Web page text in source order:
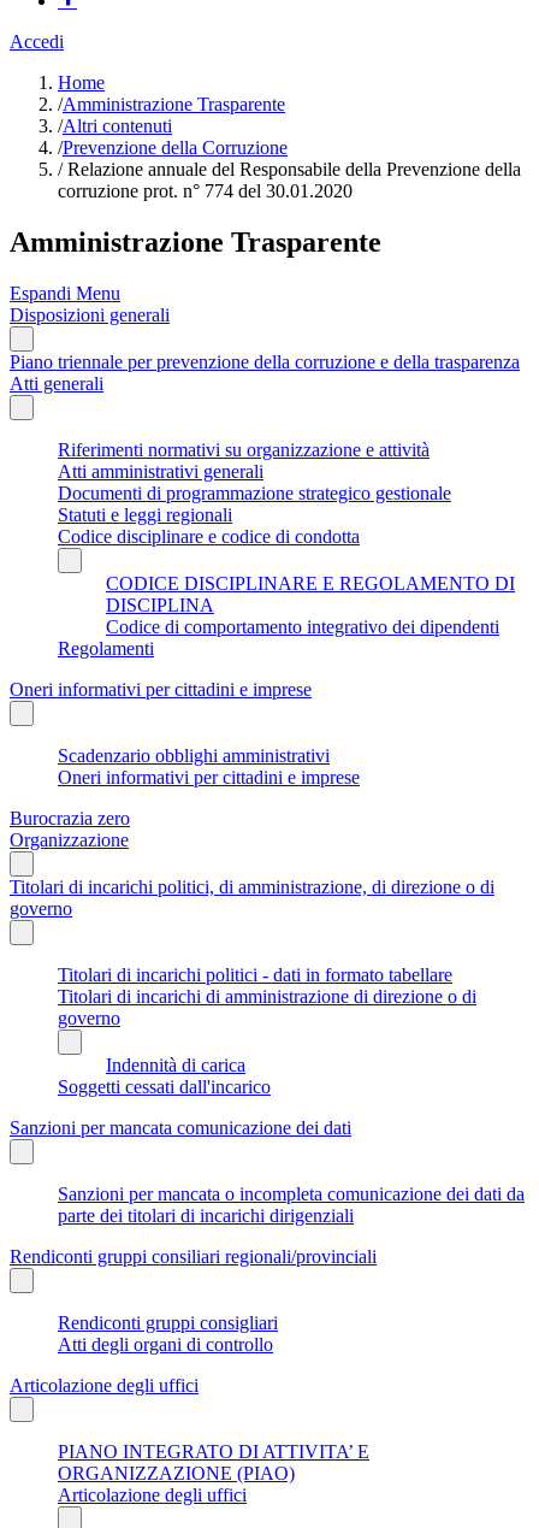
Accedi
Home
/Amministrazione Trasparente
/Altri contenuti
/Prevenzione della Corruzione
/Relazione annuale del Responsabile della Prevenzione della
corruzione prot. n° 774 del 30.01.2020
Amministrazione Trasparente
Espandi Menu
Disposizioni generali
Piano triennale per prevenzione della corruzione e della trasparenza
Atti generali
Riferimenti normativi su organizzazione e attività
Atti amministrativi generali
Documenti di programmazione strategico gestionale
Statuti e leggi regionali
Codice disciplinare e codice di condotta
CODICE DISCIPLINARE E REGOLAMENTO DI
DISCIPLINA
Codice di comportamento integrativo dei dipendenti
Regolamenti
Oneri informativi per cittadini e imprese
Scadenzario obblighi amministrativi
Oneri informativi per cittadini e imprese
Burocrazia zero
Organizzazione
Titolari di incarichi politici, di amministrazione, di direzione o di
governo
Titolari di incarichi politici - dati in formato tabellare
Titolari di incarichi di amministrazione di direzione o di
governo
Indennità di carica
Soggetti cessati dall'incarico
Sanzioni per mancata comunicazione dei dati
Sanzioni per mancata o incompleta comunicazione dei dati da
parte dei titolari di incarichi dirigenziali
Rendiconti gruppi consiliari regionali/provinciali
Rendiconti gruppi consigliari
Atti degli organi di controllo
Articolazione degli uffici
PIANO INTEGRATO DI ATTIVITA’ E
ORGANIZZAZIONE (PIAO)
Articolazione degli uffici